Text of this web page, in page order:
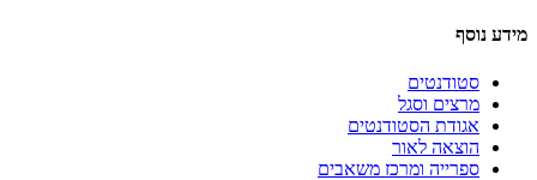
מידע נוסף
סטודנטים
מרצים וסגל
אגודת הסטודנטים
הוצאה לאור
ספרייה ומרכז משאבים